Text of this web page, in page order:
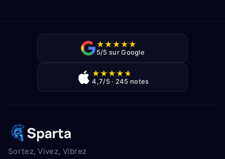
★★★★★
5/5 sur Google
★★★★★
4,7/5 · 245 notes
Sortez, Vivez, Vibrez